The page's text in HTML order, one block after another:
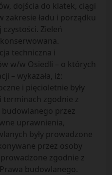
dojścia do klatek, ciągi
zakresie ładu i porządku
Zieleń
techniczna i
w/w Osiedli – o których
– wykazała, iż:
i pięcioletnie były
terminach zgodnie z
przez
uprawnienia,
były prowadzone
przez osoby
zgodnie z
budowlanego.